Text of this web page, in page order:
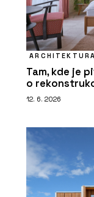
ARCHITEKTURA
Tam, kde je
o
12. 6. 2026